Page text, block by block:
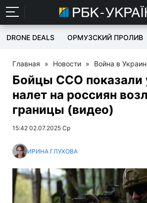
DRONE DEALS ОРМУЗСКИЙ ПРОЛИВ
Главная » Новости » Война в
Бойцы ССО показали
налет на россиян
границы (видео)
15:42 02.07.2025 Ср
ИРИНА ГЛУХОВА